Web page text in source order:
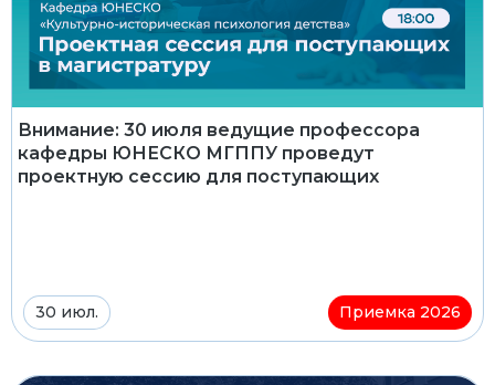
Внимание: 30 июля ведущие профессора
кафедры ЮНЕСКО МГППУ проведут
проектную сессию для поступающих
30 июл. Приемка 2026